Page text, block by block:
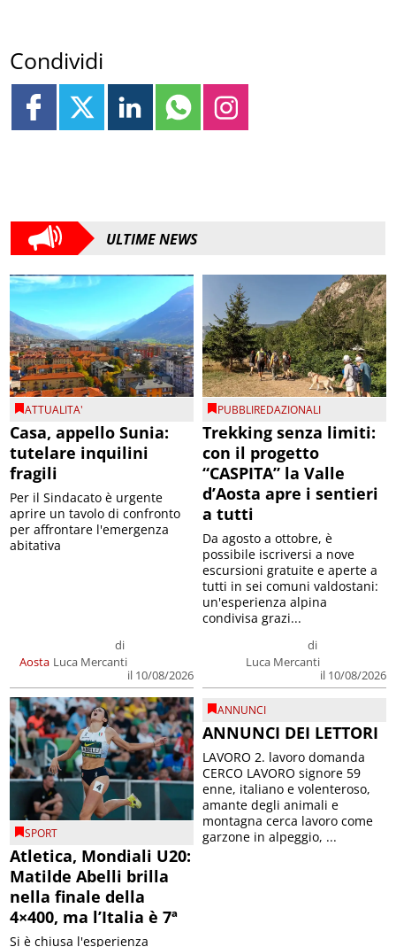
Condividi
ULTIME NEWS
ATTUALITA'
Casa, appello Sunia:
tutelare inquilini
fragili
Aosta
di
Luca Mercanti
il 10/08/2026
Per il Sindacato è urgente
aprire un tavolo di confronto
per affrontare l'emergenza
abitativa
PUBBLIREDAZIONALI
Trekking senza limiti:
con il progetto
“CASPITA” la Valle
d’Aosta apre i sentieri
a tutti
di
Luca Mercanti
il 10/08/2026
Da agosto a ottobre, è
possibile iscriversi a nove
escursioni gratuite e aperte a
tutti in sei comuni valdostani:
un'esperienza alpina
condivisa grazi...
SPORT
Atletica, Mondiali U20:
Matilde Abelli brilla
nella finale della
4×400, ma l’Italia è 7ª
Si è chiusa l'esperienza
ANNUNCI
ANNUNCI DEI LETTORI
LAVORO 2. lavoro domanda
CERCO LAVORO signore 59
enne, italiano e volenteroso,
amante degli animali e
montagna cerca lavoro come
garzone in alpeggio, ...